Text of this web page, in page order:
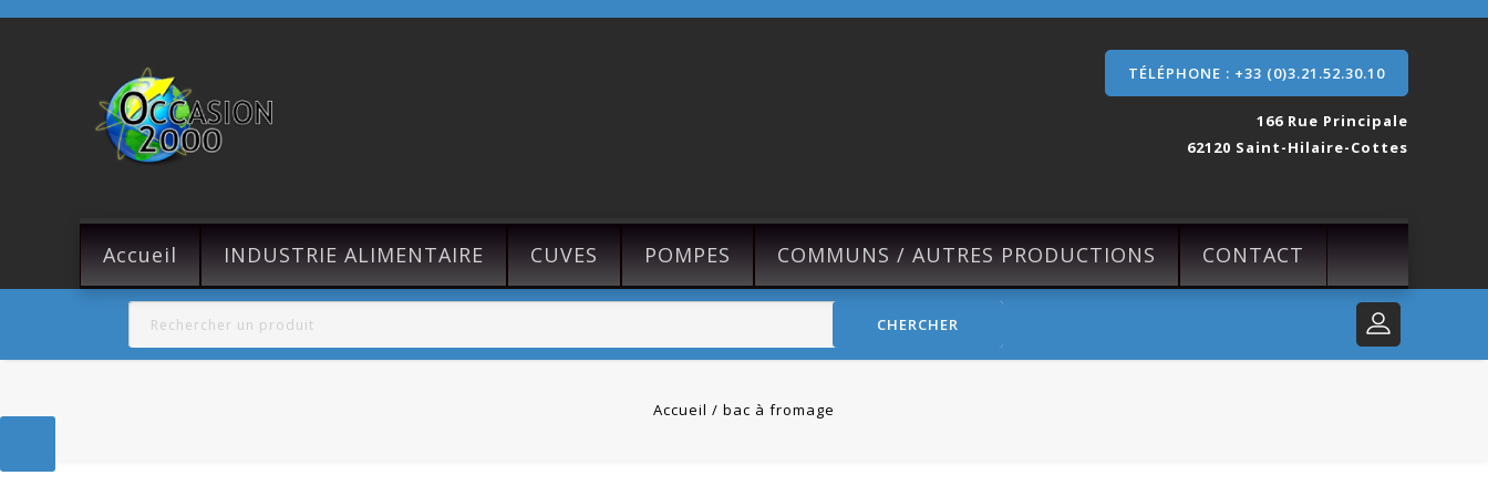
TÉLÉPHONE : +33 (0)3.21.52.30.10
166 Rue Principale
62120 Saint-Hilaire-Cottes
Accueil INDUSTRIE ALIMENTAIRE CUVES POMPES COMMUNS / AUTRES PRODUCTIONS CONTACT
CHERCHER
Accueil bac à fromage